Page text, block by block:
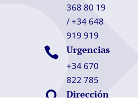
368 80 19
/ +34 648
919 919
 Urgencias
+34 670
822 785
 Dirección